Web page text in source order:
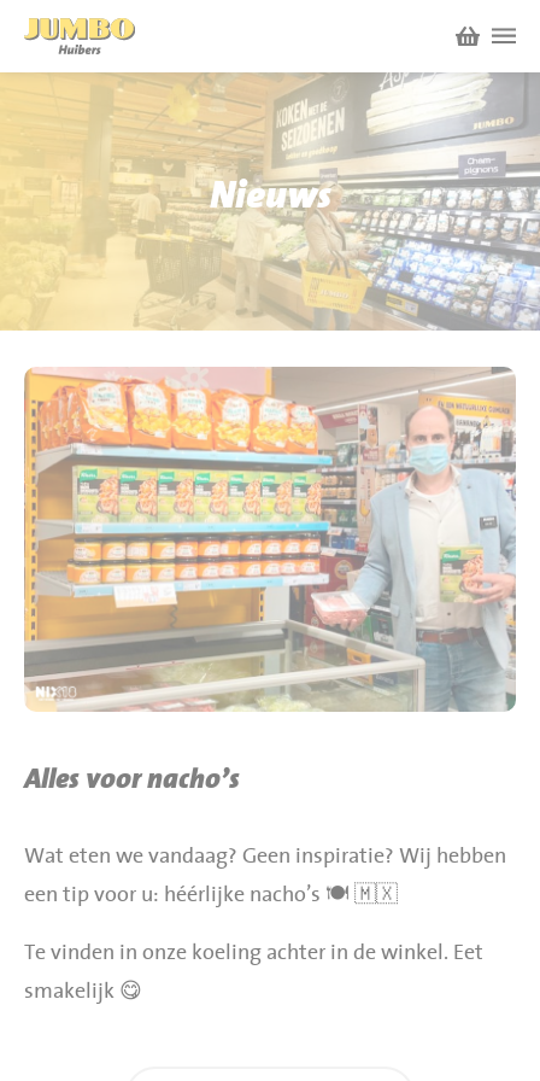
Winkels
P.W.A. Park
Bruïneplein
Nieuws
Acties
Werken bij Jumbo Huibers
Vacatures en Solliciteren
Werken en leren
Jumbo.com
BBQ gigant webshop
Jumbo Huibers Specials
Nieuws
Alles voor nacho’s
Wat eten we vandaag? Geen inspiratie? Wij hebben
een tip voor u: héérlijke nacho’s 🍽 🇲🇽
Te vinden in onze koeling achter in de winkel. Eet
smakelijk 😋